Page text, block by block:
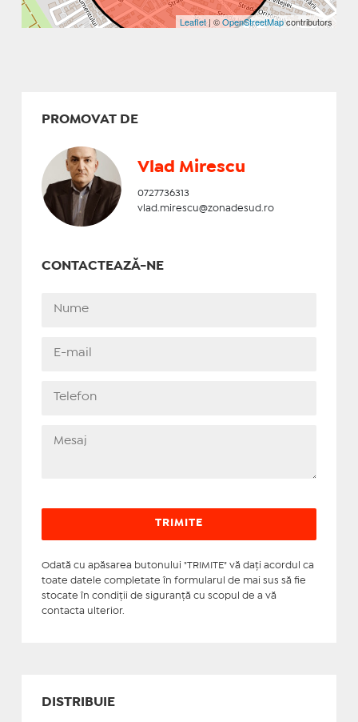
Leaflet| ©OpenStreetMapcontributors
PROMOVAT DE
Vlad Mirescu
0727736313
vlad.mirescu@zonadesud.ro
CONTACTEAZĂ-NE
Odată cu apăsarea butonului "TRIMITE" vă daţi acordul ca
toate datele completate în formularul de mai sus să fie
stocate în condiţii de siguranţă cu scopul de a vă
contacta ulterior.
DISTRIBUIE